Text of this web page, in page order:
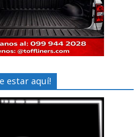
estar aquí!